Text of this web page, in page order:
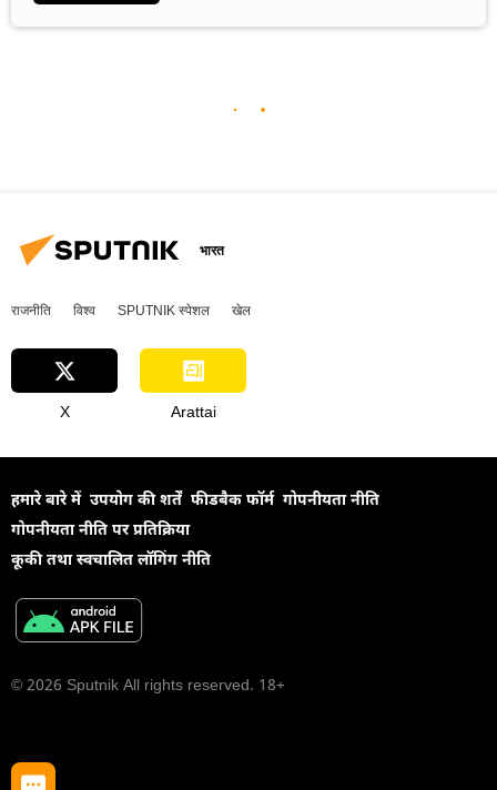
भारत
राजनीति विश्व SPUTNIK स्पेशल खेल
X Arattai
हमारे बारे में उपयोग की शर्तें फीडबैक फॉर्म गोपनीयता नीति
गोपनीयता नीति पर प्रतिक्रिया
कूकी तथा स्वचालित लॉगिंग नीति
© 2026 Sputnik All rights reserved. 18+